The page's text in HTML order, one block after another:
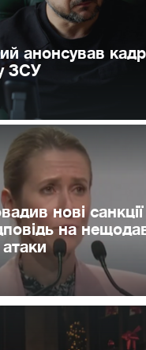
анонсував
ЗСУ
нові
на
атаки